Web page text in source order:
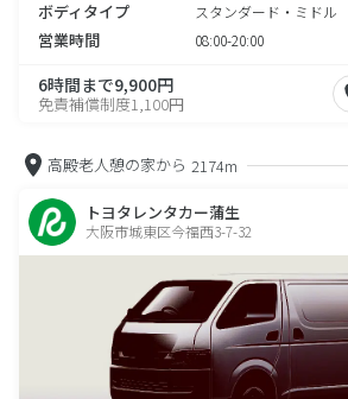
ボディタイプ スタンダード・ミドル
営業時間 08:00-20:00
6時間まで9,900円
免責補償制度1,100円
高殿老人憩の家から 2174m
トヨタレンタカー蒲生
大阪市城東区今福西3-7-32